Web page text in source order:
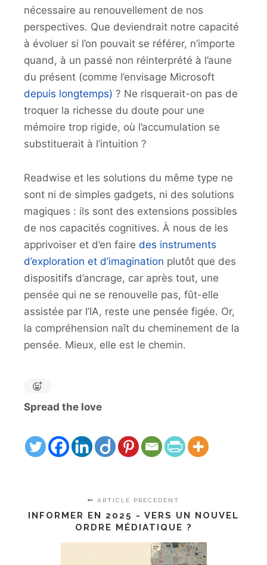
nécessaire au renouvellement de nos
perspectives. Que deviendrait notre capacité
à évoluer si l’on pouvait se référer, n’importe
quand, à un passé non réinterprété à l’aune
du présent (comme l’envisage Microsoft
depuis longtemps) ? Ne risquerait-on pas de
troquer la richesse du doute pour une
mémoire trop rigide, où l’accumulation se
substituerait à l’intuition ?
Readwise et les solutions du même type ne
sont ni de simples gadgets, ni des solutions
magiques : ils sont des extensions possibles
de nos capacités cognitives. À nous de les
apprivoiser et d’en faire des instruments
d’exploration et d’imagination plutôt que des
dispositifs d’ancrage, car après tout, une
pensée qui ne se renouvelle pas, fût-elle
assistée par l’IA, reste une pensée figée. Or,
la compréhension naît du cheminement de la
pensée. Mieux, elle est le chemin.
Spread the love
ARTICLE PRÉCÉDENT
INFORMER EN 2025 - VERS UN NOUVEL
ORDRE MÉDIATIQUE ?